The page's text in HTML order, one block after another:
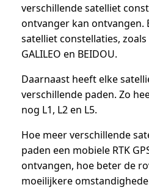
verschillende satelliet
ontvanger kan ontvangen.
satelliet constellaties, zoals
GALILEO en BEIDOU.
Daarnaast heeft elke
verschillende paden. Zo
nog L1, L2 en L5.
Hoe meer verschillende
paden een mobiele RTK
ontvangen, hoe beter de
moeilijkere